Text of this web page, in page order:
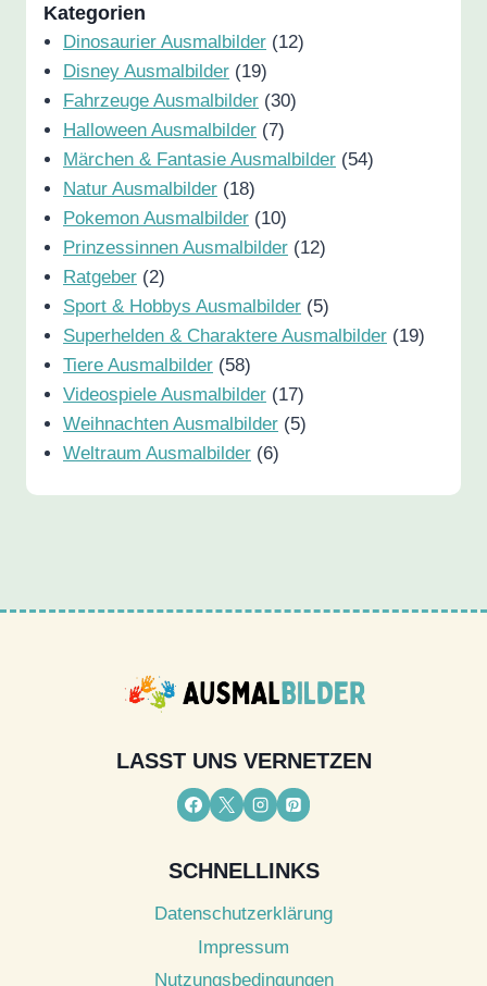
Kategorien
Dinosaurier Ausmalbilder (12)
Disney Ausmalbilder (19)
Fahrzeuge Ausmalbilder (30)
Halloween Ausmalbilder (7)
Märchen & Fantasie Ausmalbilder (54)
Natur Ausmalbilder (18)
Pokemon Ausmalbilder (10)
Prinzessinnen Ausmalbilder (12)
Ratgeber (2)
Sport & Hobbys Ausmalbilder (5)
Superhelden & Charaktere Ausmalbilder (19)
Tiere Ausmalbilder (58)
Videospiele Ausmalbilder (17)
Weihnachten Ausmalbilder (5)
Weltraum Ausmalbilder (6)
LASST UNS VERNETZEN
SCHNELLINKS
Datenschutzerklärung
Impressum
Nutzungsbedingungen